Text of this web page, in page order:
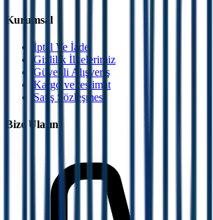
Kurumsal
İptal Ve İade
Gizlilik İlkelerimiz
Güvenli Alışveriş
Kargo ve teslimat
Satış Sözleşmesi
Bize Ulaşın